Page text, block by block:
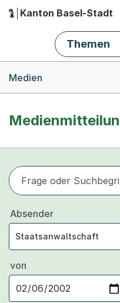
Hauptnavigation
Kanton Basel-Stadt
Themen
Medien
Frage oder Suchbegriff
Absender
Staatsanwaltschaft
von